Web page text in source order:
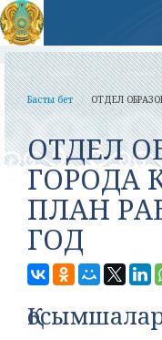
Басты бет ОТДЕЛ
ОТДЕЛ
ГОРОДА
ПЛАН
ГОД